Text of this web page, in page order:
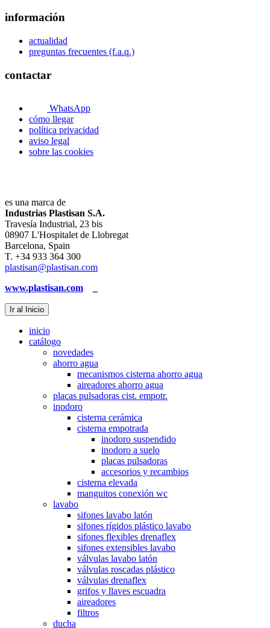
información
actualidad
preguntas frecuentes (f.a.q.)
contactar
WhatsApp
cómo llegar
política privacidad
aviso legal
sobre las cookies
es una marca de
Industrias Plastisan S.A.
Travesía Industrial, 23 bis
08907 L'Hospitalet de Llobregat
Barcelona, Spain
T. +34 933 364 300
plastisan@plastisan.com
www.plastisan.com
Ir al Inicio
inicio
catálogo
novedades
ahorro agua
mecanismos cisterna ahorro agua
aireadores ahorro agua
placas pulsadoras cist. empotr.
inodoro
cisterna cerámica
cisterna empotrada
inodoro suspendido
inodoro a suelo
placas pulsadoras
accesorios y recambios
cisterna elevada
manguitos conexión wc
lavabo
sifones lavabo latón
sifones rígidos plástico lavabo
sifones flexibles drenaflex
sifones extensibles lavabo
válvulas lavabo latón
válvulas roscadas plástico
válvulas drenaflex
grifos y llaves escuadra
aireadores
filtros
ducha